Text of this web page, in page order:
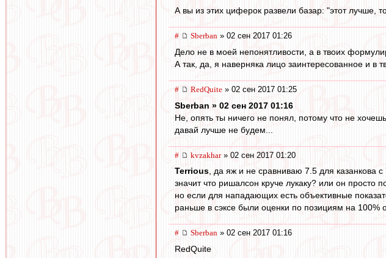
А вы из этих циферок развели базар: "этот лучше,
# Sberban » 02 сен 2017 01:26
Дело не в моей непонятливости, а в твоих
А так, да, я наверняка лицо заинтересованное и в
# RedQuite » 02 сен 2017 01:25
Sberban » 02 сен 2017 01:16
Не, опять ты ничего не понял, потому что не
давай лучше не будем...
# kvzakhar» 02 сен 2017 01:20
Terrious , да яж и не сравниваю 7.5 для казанкова
значит что ришалсон круче лукаку? или он просто
но если для нападающих есть объективные
раньше в сэксе были оценки по позициям на 100%
# Sberban » 02 сен 2017 01:16
RedQuite